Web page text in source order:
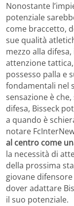
Nonostante
potenziale
come braccetto,
sue qualità
mezzo alla
attenzione
possesso palla e
fondamentali nel
sensazione è
difesa, Bisseck
a quando è
notare
al centro come
la necessità di
della prossima
giovane
dover adattare
il suo potenziale.